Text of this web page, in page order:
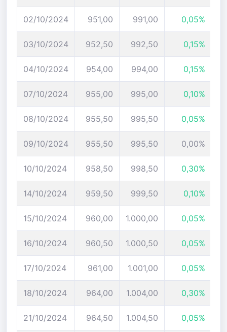
02/10/2024 951,00 991,00 0,05%
03/10/2024 952,50 992,50 0,15%
04/10/2024 954,00 994,00 0,15%
07/10/2024 955,00 995,00 0,10%
08/10/2024 955,50 995,50 0,05%
09/10/2024 955,50 995,50 0,00%
10/10/2024 958,50 998,50 0,30%
14/10/2024 959,50 999,50 0,10%
15/10/2024 960,00 1.000,00 0,05%
16/10/2024 960,50 1.000,50 0,05%
17/10/2024 961,00 1.001,00 0,05%
18/10/2024 964,00 1.004,00 0,30%
21/10/2024 964,50 1.004,50 0,05%